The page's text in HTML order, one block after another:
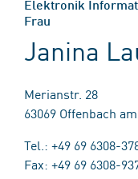
Elektronik
Frau
Janina
Merianstr. 28
63069 Offenbach
Tel.: +49 69 6308-
Fax: +49 69 6308-